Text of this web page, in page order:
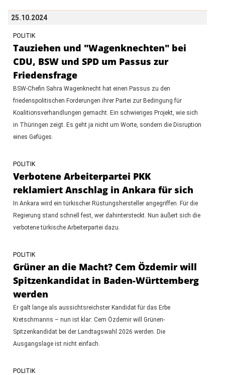
25.10.2024
POLITIK
Tauziehen und "Wagenknechten" bei
CDU, BSW und SPD um Passus zur
Friedensfrage
BSW-Chefin Sahra Wagenknecht hat einen Passus zu den
friedenspolitischen Forderungen ihrer Partei zur Bedingung für
Koalitionsverhandlungen gemacht. Ein schwieriges Projekt, wie sich
in Thüringen zeigt. Es geht ja nicht um Worte, sondern die Disruption
eines Gefüges.
POLITIK
Verbotene Arbeiterpartei PKK
reklamiert Anschlag in Ankara für sich
In Ankara wird ein türkischer Rüstungshersteller angegriffen. Für die
Regierung stand schnell fest, wer dahintersteckt. Nun äußert sich die
verbotene türkische Arbeiterpartei dazu.
POLITIK
Grüner an die Macht? Cem Özdemir will
Spitzenkandidat in Baden-Württemberg
werden
Er galt lange als aussichtsreichster Kandidat für das Erbe
Kretschmanns – nun ist klar: Cem Özdemir will Grünen-
Spitzenkandidat bei der Landtagswahl 2026 werden. Die
Ausgangslage ist nicht einfach.
POLITIK